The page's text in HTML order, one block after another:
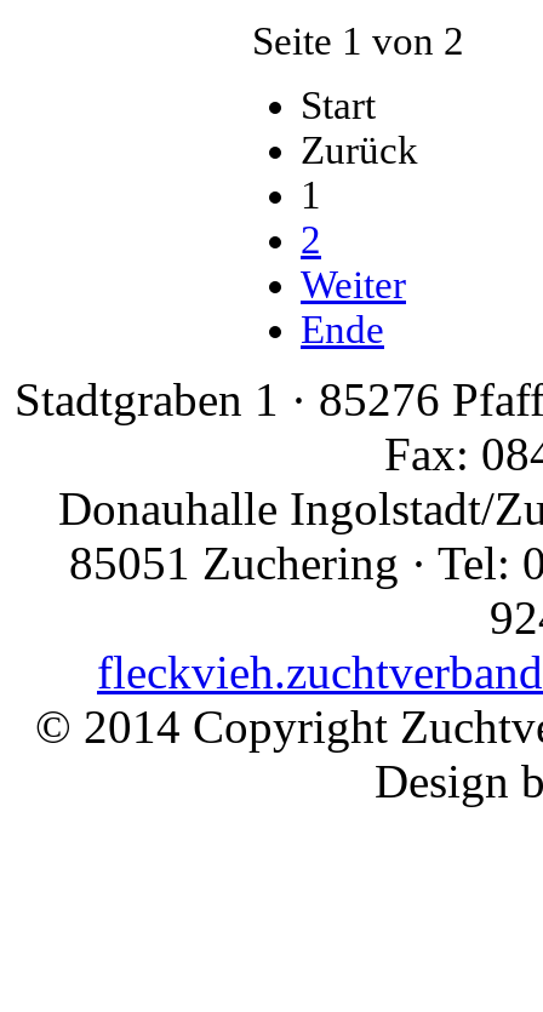
Seite 1 von 2
Start
Zurück
1
2
Weiter
Ende
Stadtgraben 1 · 85276
Fax:
Donauhalle Ingolstadt/
85051 Zuchering · Tel:
© 2014 Copyright
Design